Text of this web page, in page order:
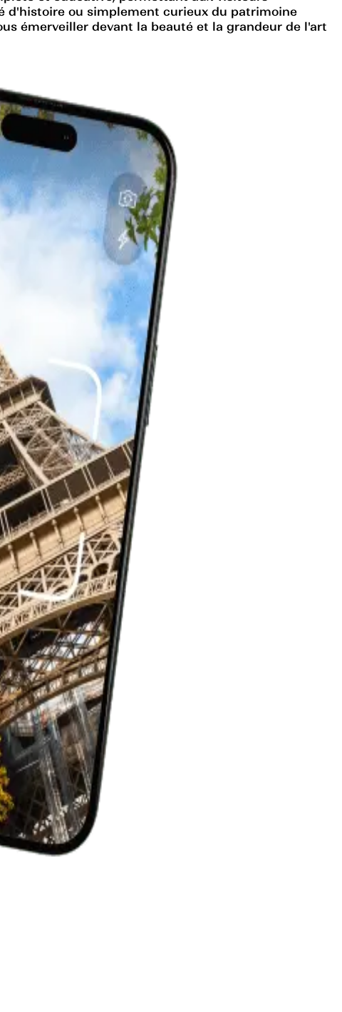
d'histoire ou simplement curieux du patrimoine
émerveiller devant la beauté et la grandeur de l'art